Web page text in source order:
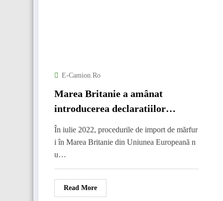
E-Camion.ro
Marea Britanie a amânat
introducerea declaratiilor
vamale până în 2023
În iulie 2022, procedurile de import de mărfur
i în Marea Britanie din Uniunea Europeană n
u…
Read More